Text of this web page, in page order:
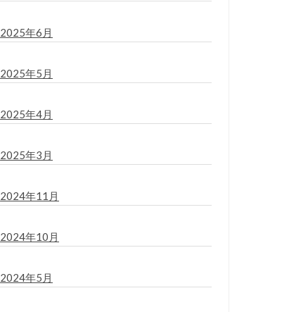
2025年6月
2025年5月
2025年4月
2025年3月
2024年11月
2024年10月
2024年5月